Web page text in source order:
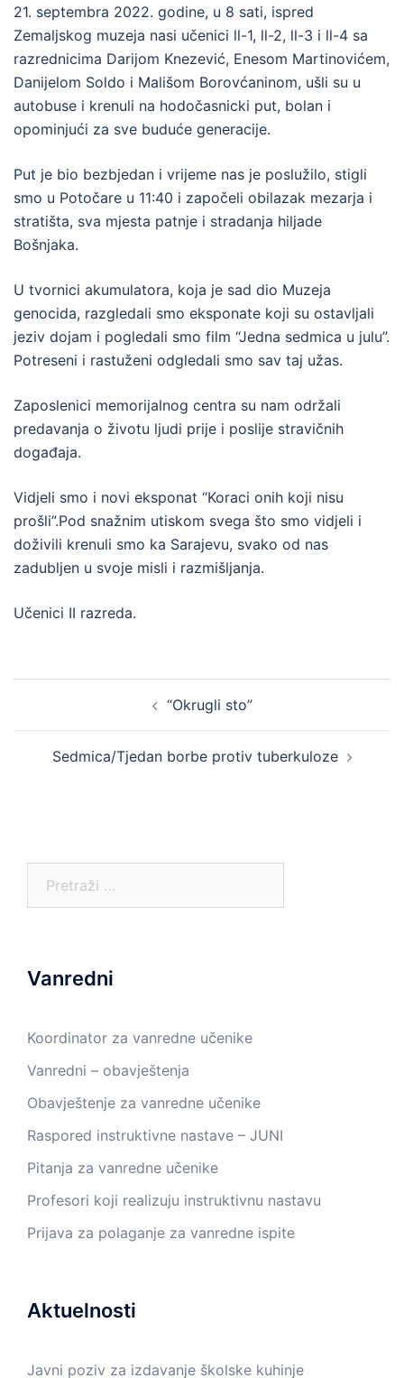
21. septembra 2022. godine, u 8 sati, ispred
Zemaljskog muzeja nasi učenici ll-1, ll-2, ll-3 i ll-4 sa
razrednicima Darijom Knezević, Enesom Martinovićem,
Danijelom Soldo i Mališom Borovćaninom, ušli su u
autobuse i krenuli na hodočasnicki put, bolan i
opominjući za sve buduće generacije.
Put je bio bezbjedan i vrijeme nas je poslužilo, stigli
smo u Potočare u 11:40 i započeli obilazak mezarja i
stratišta, sva mjesta patnje i stradanja hiljade
Bošnjaka.
U tvornici akumulatora, koja je sad dio Muzeja
genocida, razgledali smo eksponate koji su ostavljali
jeziv dojam i pogledali smo film “Jedna sedmica u julu”.
Potreseni i rastuženi odgledali smo sav taj užas.
Zaposlenici memorijalnog centra su nam održali
predavanja o životu ljudi prije i poslije stravičnih
događaja.
Vidjeli smo i novi eksponat “Koraci onih koji nisu
prošli”.Pod snažnim utiskom svega što smo vidjeli i
doživili krenuli smo ka Sarajevu, svako od nas
zadubljen u svoje misli i razmišljanja.
Učenici II razreda.
“Okrugli sto”
Sedmica/Tjedan borbe protiv tuberkuloze
Vanredni
Koordinator za vanredne učenike
Vanredni – obavještenja
Obavještenje za vanredne učenike
Raspored instruktivne nastave – JUNI
Pitanja za vanredne učenike
Profesori koji realizuju instruktivnu nastavu
Prijava za polaganje za vanredne ispite
Aktuelnosti
Javni poziv za izdavanje školske kuhinje